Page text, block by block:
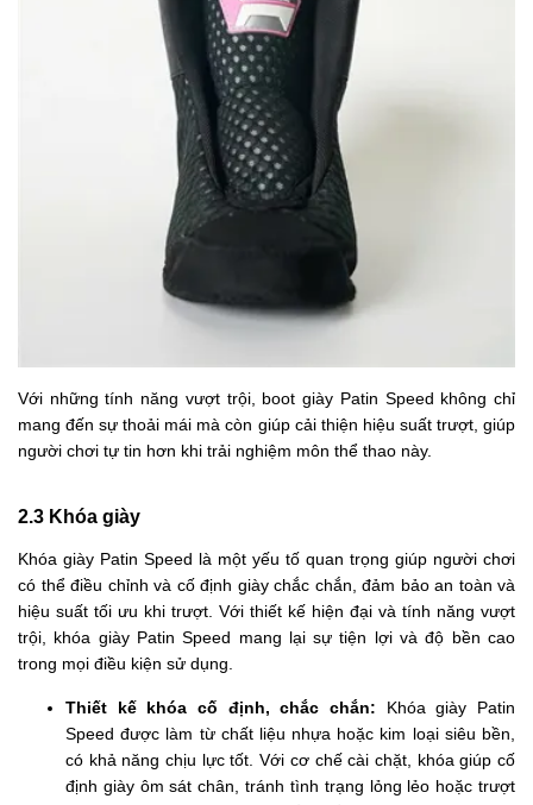
Với những tính năng vượt trội, boot giày Patin Speed không chỉ
mang đến sự thoải mái mà còn giúp cải thiện hiệu suất trượt, giúp
người chơi tự tin hơn khi trải nghiệm môn thể thao này.
2.3 Khóa giày
Khóa giày Patin Speed là một yếu tố quan trọng giúp người chơi
có thể điều chỉnh và cố định giày chắc chắn, đảm bảo an toàn và
hiệu suất tối ưu khi trượt. Với thiết kế hiện đại và tính năng vượt
trội, khóa giày Patin Speed mang lại sự tiện lợi và độ bền cao
trong mọi điều kiện sử dụng.
Thiết kế khóa cố định, chắc chắn: Khóa giày Patin
Speed được làm từ chất liệu nhựa hoặc kim loại siêu bền,
có khả năng chịu lực tốt. Với cơ chế cài chặt, khóa giúp cố
định giày ôm sát chân, tránh tình trạng lỏng lẻo hoặc trượt